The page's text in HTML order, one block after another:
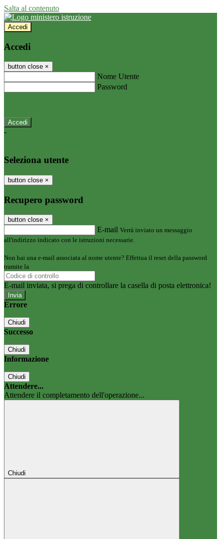
Salta al contenuto
Accedi
Accedi
button close ×
Nome Utente
Password
-
Seleziona utente
button close ×
Recupero password
button close ×
E-mail Verrà inviato un messaggio
all'indirizzo indicato con le istruzioni necessarie.
Non hai una e-mail associata al nome utente? Effettua il reset della password
tramite la
E-mail inviata, si prega di controllare la casella di posta elettronica!
Errore
Chiudi
Successo
Chiudi
Informazione
Chiudi
Attendere...
Attendere il completamento dell'operazione...
Chiudi